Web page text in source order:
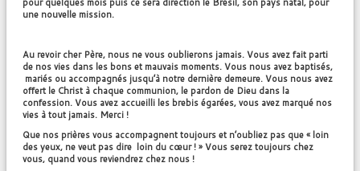
une nouvelle mission.
Au revoir cher Père, nous ne vous oublierons jamais. Vous avez fait parti
de nos vies dans les bons et mauvais moments. Vous nous avez baptisés,
mariés ou accompagnés jusqu’à notre dernière demeure. Vous nous avez
offert le Christ à chaque communion, le pardon de Dieu dans la
confession. Vous avez accueilli les brebis égarées, vous avez marqué nos
vies à tout jamais. Merci !
Que nos prières vous accompagnent toujours et n’oubliez pas que « loin
des yeux, ne veut pas dire loin du cœur ! » Vous serez toujours chez
vous, quand vous reviendrez chez nous !